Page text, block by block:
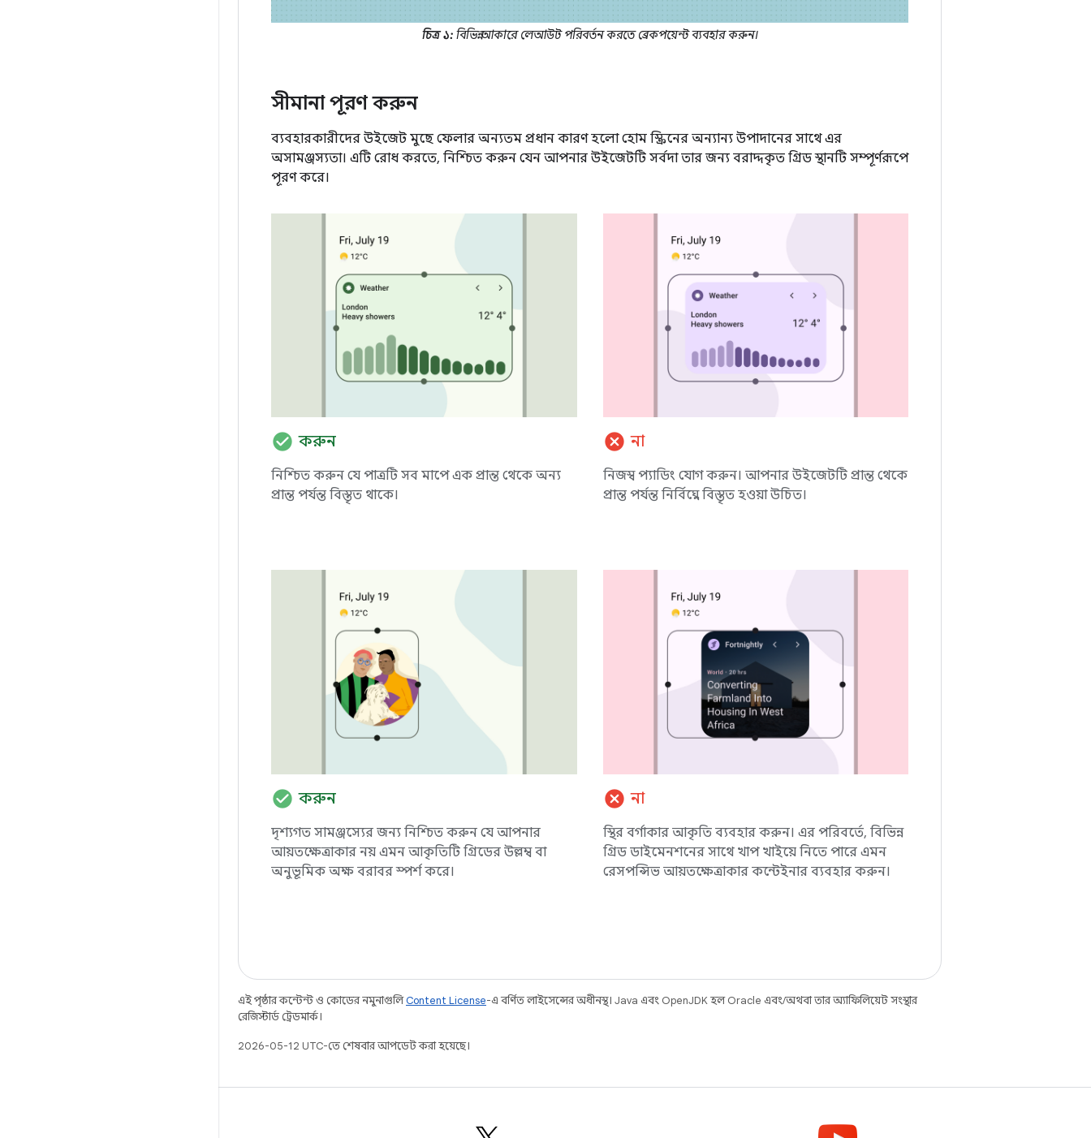
চিত্র ১:বিভিন্ন আকারে লেআউট পরিবর্তন করতে ব্রেকপয়েন্ট ব্যবহার করুন।
সীমানা পূরণ করুন
ব্যবহারকারীদের উইজেট মুছে ফেলার অন্যতম প্রধান কারণ হলো হোম স্ক্রিনের অন্যান্য উপাদানের সাথে এর
অসামঞ্জস্যতা। এটি রোধ করতে, নিশ্চিত করুন যেন আপনার উইজেটটি সর্বদা তার জন্য বরাদ্দকৃত গ্রিড স্থানটি সম্পূর্ণরূপে
পূরণ করে।
check_circle করুন
নিশ্চিত করুন যে পাত্রটি সব মাপে এক প্রান্ত থেকে অন্য
প্রান্ত পর্যন্ত বিস্তৃত থাকে।
cancel না
নিজস্ব প্যাডিং যোগ করুন। আপনার উইজেটটি প্রান্ত থেকে
প্রান্ত পর্যন্ত নির্বিঘ্নে বিস্তৃত হওয়া উচিত।
check_circle করুন
দৃশ্যগত সামঞ্জস্যের জন্য নিশ্চিত করুন যে আপনার
আয়তক্ষেত্রাকার নয় এমন আকৃতিটি গ্রিডের উল্লম্ব বা
অনুভূমিক অক্ষ বরাবর স্পর্শ করে।
cancel না
স্থির বর্গাকার আকৃতি ব্যবহার করুন। এর পরিবর্তে, বিভিন্ন
গ্রিড ডাইমেনশনের সাথে খাপ খাইয়ে নিতে পারে এমন
রেসপন্সিভ আয়তক্ষেত্রাকার কন্টেইনার ব্যবহার করুন।
এই পৃষ্ঠার কন্টেন্ট ও কোডের নমুনাগুলিContent License-এ বর্ণিত লাইসেন্সের অধীনস্থ। Java এবং OpenJDK হল Oracle এবং/অথবা তার অ্যাফিলিয়েট সংস্থার
রেজিস্টার্ড ট্রেডমার্ক।
2026-05-12 UTC-তে শেষবার আপডেট করা হয়েছে।